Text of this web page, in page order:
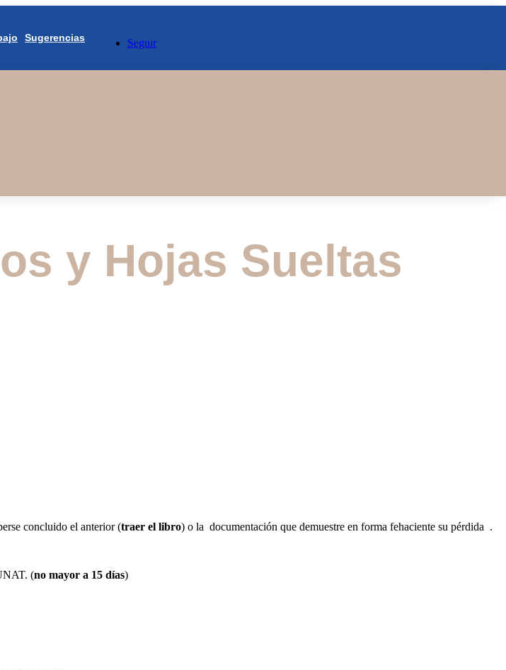
Sugerencias Seguir
y Hojas Sueltas
concluido el anterior (traer el libro) o la documentación que demuestre en forma fehaciente su pérdida .
(no mayor a 15 días)